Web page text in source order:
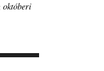
októberi